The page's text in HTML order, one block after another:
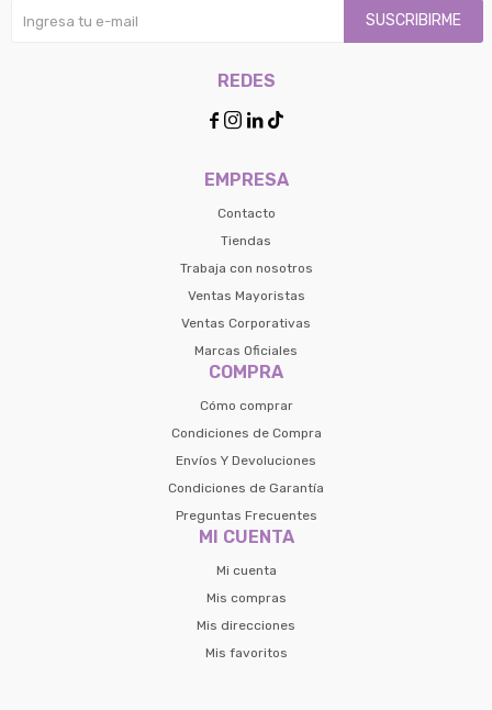
EMPRESA
Contacto
Tiendas
Trabaja con nosotros
Ventas Mayoristas
Ventas Corporativas
Marcas Oficiales
COMPRA
Cómo comprar
Condiciones de Compra
Envíos Y Devoluciones
Condiciones de Garantía
Preguntas Frecuentes
MI CUENTA
Mi cuenta
Mis compras
Mis direcciones
Mis favoritos
SUSCRIBIRME
REDES
   